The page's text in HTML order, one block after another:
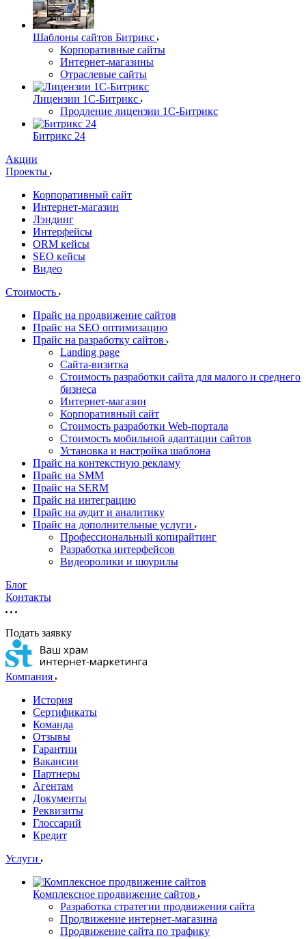
Шаблоны сайтов Битрикс
Корпоративные сайты
Интернет-магазины
Отраслевые сайты
Лицензии 1С-Битрикс
Продление лицензии 1С-Битрикс
Битрикс 24
Акции
Проекты
Корпоративный сайт
Интернет-магазин
Лэндинг
Интерфейсы
ORM кейсы
SEO кейсы
Видео
Стоимость
Прайс на продвижение сайтов
Прайс на SEO оптимизацию
Прайс на разработку сайтов
Landing page
Cайта-визитка
Стоимость разработки сайта для малого и среднего
бизнеса
Интернет-магазин
Корпоративный сайт
Стоимость разработки Web-портала
Стоимость мобильной адаптации сайтов
Установка и настройка шаблона
Прайс на контекстную рекламу
Прайс на SMM
Прайс на SERM
Прайс на интеграцию
Прайс на аудит и аналитику
Прайс на дополнительные услуги
Профессиональный копирайтинг
Разработка интерфейсов
Видеоролики и шоурилы
Блог
Контакты
Подать заявку
Компания
История
Сертификаты
Команда
Отзывы
Гарантии
Вакансии
Партнеры
Агентам
Документы
Реквизиты
Глоссарий
Кредит
Услуги
Комплексное продвижение сайтов
Разработка стратегии продвижения сайта
Продвижение интернет-магазина
Продвижение сайта по трафику